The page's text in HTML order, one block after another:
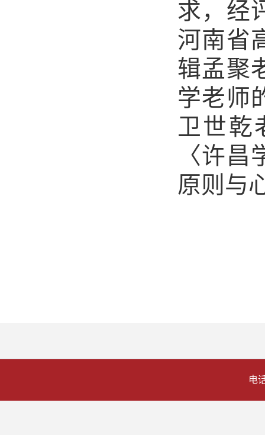
求，经
河南省
辑孟聚
学老师
卫世乾
〈许
原则与
电